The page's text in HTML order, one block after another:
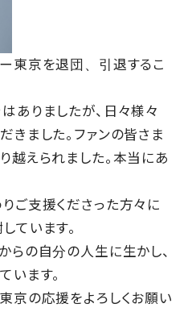
東京を退団、引退するこ
ありましたが、日々様々
きました。ファンの皆さま
越えられました。本当にあ
ご支援くださった方々に
ています。
らの自分の人生に生かし、
います。
京の応援をよろしくお願い